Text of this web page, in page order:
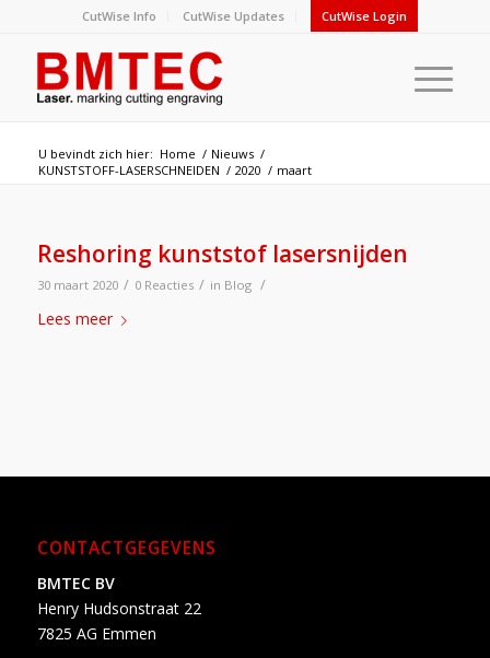
CutWise Info CutWise Updates CutWise Login
U bevindt zich hier: Home / Nieuws /
KUNSTSTOFF-LASERSCHNEIDEN / 2020 / maart
Reshoring kunststof lasersnijden
30 maart 2020 / 0 Reacties / in Blog /
Lees meer
CONTACTGEGEVENS
BMTEC BV
Henry Hudsonstraat 22
7825 AG Emmen